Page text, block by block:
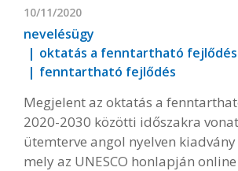
10/11/2020
nevelésügy
oktatás a fenntartható
fenntartható fejlődés
Megjelent az oktatás a
2020-2030 közötti időszakra
ütemterve angol nyelven
mely az UNESCO honlapján